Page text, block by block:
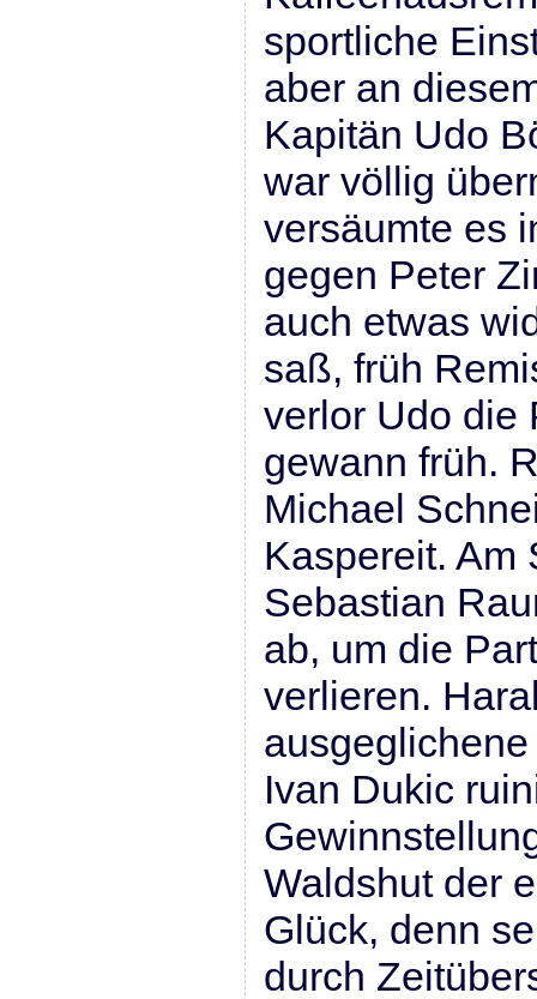
sportliche
aber an
Kapitän Udo
war völlig
versäumte es
gegen Peter
auch etwas
saß, früh
verlor Udo die
gewann früh.
Michael
Kaspereit. Am
Sebastian
ab, um die
verlieren.
Ivan Dukic
Waldshut der
Glück, denn
durch